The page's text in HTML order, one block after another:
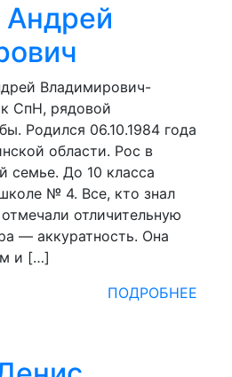
Андрей
Владимирович-
СпН, рядовой
Родился 06.10.1984 года
области. Рос в
семье. До 10 класса
№ 4. Все, кто знал
отличи­тельную
— аккуратность. Она
и […]
ПОДРОБНЕЕ